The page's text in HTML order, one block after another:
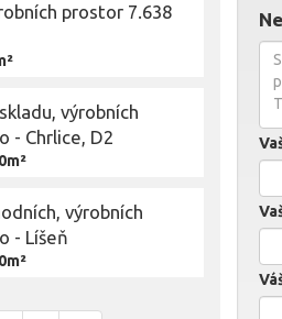
prostor 7.638
výrobních
- Chrlice, D2
výrobních
- Líšeň